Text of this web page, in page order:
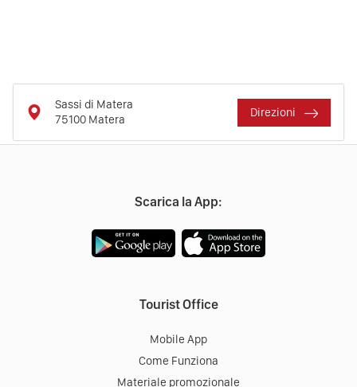
Sassi di Matera
Direzioni
Scarica la App:
Tourist Office
Mobile App